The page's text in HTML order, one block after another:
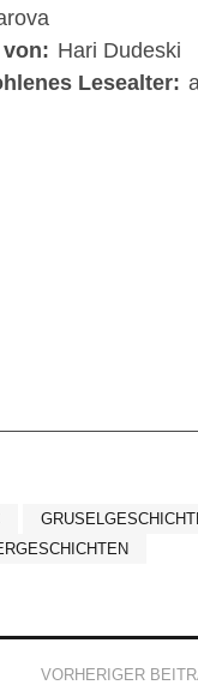
Hari Dudeski
Lesealter:
VORHERIGER